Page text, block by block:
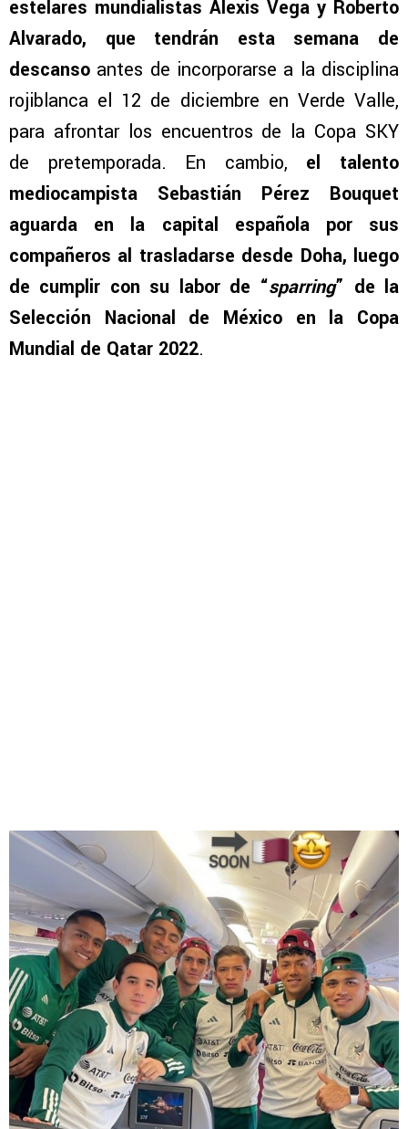
estelares mundialistas Alexis Vega y Roberto
Alvarado, que tendrán esta semana de
descanso antes de incorporarse a la disciplina
rojiblanca el 12 de diciembre en Verde Valle,
para afrontar los encuentros de la Copa SKY
de pretemporada. En cambio, el talento
mediocampista Sebastián Pérez Bouquet
aguarda en la capital española por sus
compañeros al trasladarse desde Doha, luego
de cumplir con su labor de “sparring” de la
Selección Nacional de México en la Copa
Mundial de Qatar 2022.